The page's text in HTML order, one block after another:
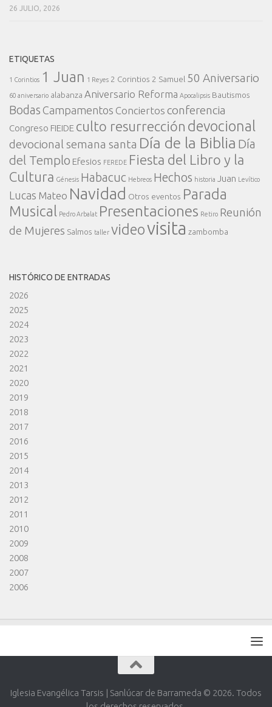
26 JULIO, 2026
ETIQUETAS
1 Corintios 1 Juan 1 Reyes 2 Corintios 2 Samuel 50 Aniversario
60 aniversario alabanza Aniversario Reforma Apocalipsis Bautismos
Bodas Campamentos Conciertos conferencia
Congreso FIEIDE culto resurrección devocional
devocional semana santa Día de la Biblia Día
del Templo Efesios FEREDE Fiesta del Libro y la
Cultura Génesis Habacuc Hebreos Hechos historia Juan Levítico
Lucas Mateo Navidad Otros eventos Parada
Musical
Pedro Arbalat Presentaciones Retiro Reunión
de Mujeres Salmos taller videovisita zambomba
HISTÓRICO DE ENTRADAS
2026
2025
2024
2023
2022
2021
2020
2019
2018
2017
2016
2015
2014
2013
2012
2011
2010
2009
2008
2007
2006
Iglesia Evangélica Tarsis | Sanlúcar de Barrameda © 2026. Todos